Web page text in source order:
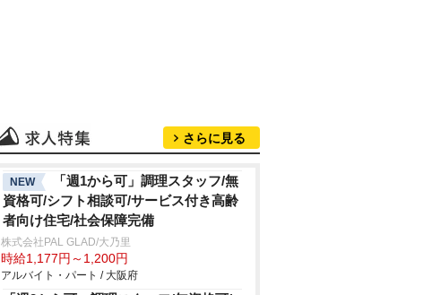
さらに見る
NEW
「週1から可」調理スタッフ/無
資格可/シフト相談可/サービス付き高齢
者向け住宅/社会保障完備
株式会社PAL GLAD/大乃里
時給1,177円～1,200円
アルバイト・パート / 大阪府